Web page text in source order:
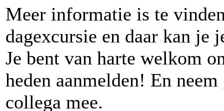
Meer informatie is te
dagexcursie en daar kan je
Je bent van harte welkom
heden aanmelden! En
collega mee.